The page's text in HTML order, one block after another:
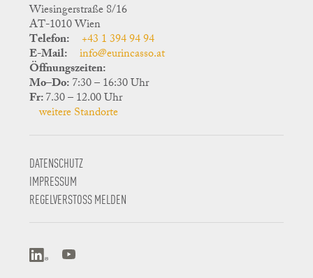
Wiesingerstraße 8/16
AT-1010 Wien
Telefon: +43 1 394 94 94
E-Mail: info@eurincasso.at
Öffnungszeiten:
Mo–Do:7:30 – 16:30 Uhr
Fr:7.30 – 12.00 Uhr
weitere Standorte
DATENSCHUTZ
IMPRESSUM
REGELVERSTOSS MELDEN